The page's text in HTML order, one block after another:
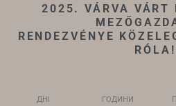
2025. VÁRVA VÁRT
RENDEZVÉNYE
RÓLA!
ДНІ ГОДИНИ